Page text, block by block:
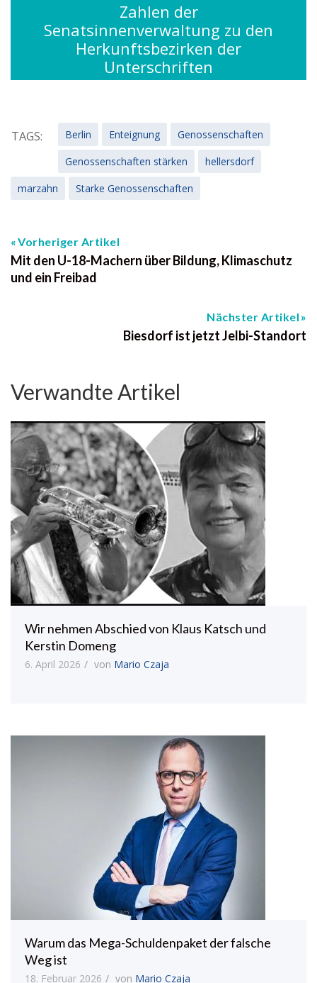
Zahlen der
Senatsinnenverwaltung zu den
Herkunftsbezirken der
Unterschriften
TAGS: Berlin Enteignung
Genossenschaften
Genossenschaften stärken
hellersdorf
marzahn
Starke Genossenschaften
Vorheriger Artikel
Mit den U-18-Machern über Bildung, Klimaschutz
und ein Freibad
Nächster Artikel
Biesdorf ist jetzt Jelbi-Standort
Verwandte Artikel
Wir nehmen Abschied von Klaus Katsch und
Kerstin Domeng
6. April 2026 von Mario Czaja
Warum das Mega-Schuldenpaket der falsche
Weg ist
18. Februar 2026 von Mario Czaja